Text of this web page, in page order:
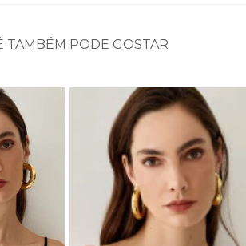
TAMBÉM PODE GOSTAR